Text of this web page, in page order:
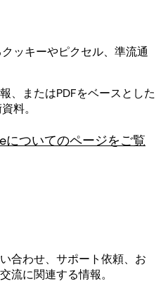
ッキーやピクセル、準流通
、またはPDFをベースとした
料。
ついてのページをご覧
合わせ、サポート依頼、お
流に関連する情報。